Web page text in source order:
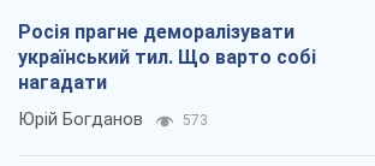
Росія прагне деморалізувати
український тил. Що варто собі
нагадати
Юрій Богданов 573